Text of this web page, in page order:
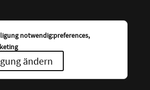
notwendig:preferences,
ändern